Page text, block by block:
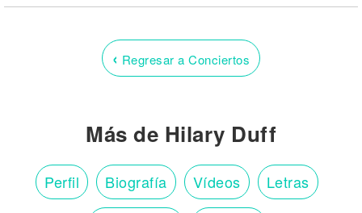
‹ Regresar a Conciertos
Más de Hilary Duff
Perfil Biografía Vídeos Letras